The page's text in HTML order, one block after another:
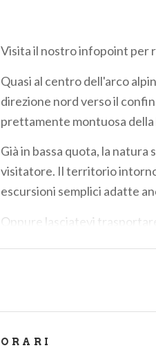
Visita il nostro infopoint per
Quasi al centro dell'arco
direzione nord verso il
prettamente montuosa della
Già in bassa quota, la
visitatore. Il territorio
escursioni semplici adatte
Oppure lasciatevi
2000 e i 3000 metri,
blu, percorrendo il Sentiero
www. valmasino.info
ORARI